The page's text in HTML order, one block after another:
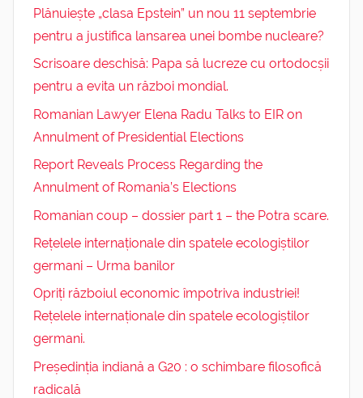
Plănuiește „clasa Epstein” un nou 11 septembrie
pentru a justifica lansarea unei bombe nucleare?
Scrisoare deschisă: Papa să lucreze cu ortodocșii
pentru a evita un război mondial.
Romanian Lawyer Elena Radu Talks to EIR on
Annulment of Presidential Elections
Report Reveals Process Regarding the
Annulment of Romania’s Elections
Romanian coup – dossier part 1 – the Potra scare.
Rețelele internaționale din spatele ecologiștilor
germani – Urma banilor
Opriți războiul economic împotriva industriei!
Rețelele internaționale din spatele ecologiștilor
germani.
Președinția indiană a G20 : o schimbare filosofică
radicală